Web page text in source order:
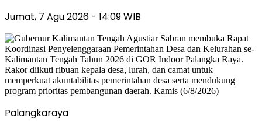
Jumat, 7 Agu 2026 - 14:09 WIB
Palangkaraya